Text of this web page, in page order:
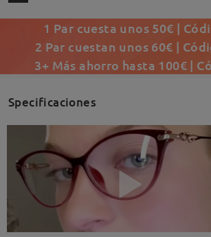
1 Par cuesta unos 50€ |
2 Par cuestan unos 60€ |
3+ Más ahorro hasta 100€ |
Specificaciones